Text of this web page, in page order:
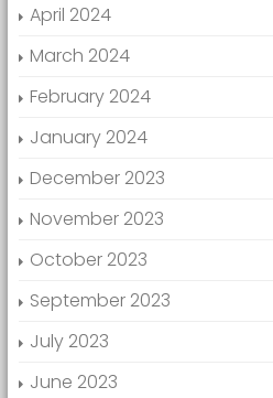
April 2024
March 2024
February 2024
January 2024
December 2023
November 2023
October 2023
September 2023
July 2023
June 2023